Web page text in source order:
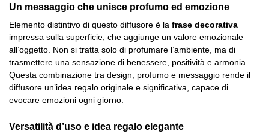
Un messaggio che unisce profumo ed emozione
Elemento distintivo di questo diffusore è la frase decorativa
impressa sulla superficie, che aggiunge un valore emozionale
all’oggetto. Non si tratta solo di profumare l’ambiente, ma di
trasmettere una sensazione di benessere, positività e armonia.
Questa combinazione tra design, profumo e messaggio rende il
diffusore un’idea regalo originale e significativa, capace di
evocare emozioni ogni giorno.
Versatilità d’uso e idea regalo elegante